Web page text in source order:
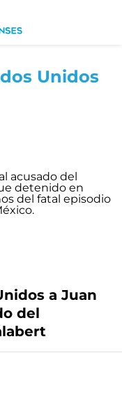
Unidos
a Juan
del